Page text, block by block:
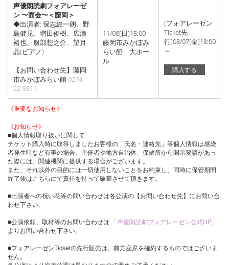
声優朗読劇フォアレーゼ
ン 〜面会〜＜藤岡＞
◆出演者: 保志総一朗、野
島健児、増田俊樹、広瀬
裕也、服部想之介、望月
晶(ピアノ)
【お問い合わせ先】藤岡
市みかぼみらい館0274-
22-5511
11/08[日]15:00
藤岡市みかぼみ
らい館 大ホー
ル
[フォアレーゼン
Ticket先
行]08/07[金]18:00
～
購入する
《重要なお知らせ》
《お知らせ》
■個人情報取り扱いに関して
チケット購入時に取得しましたお客様の「氏名・連絡先」等個人情報は感染
者発生時など有事の場合、主催者や地方自治体、保健所から開示要請があっ
た際には、関連機関に提供する場合がございます。
また、それ以外の目的には一切使用しないことをお約束し、同時に保管期間
終了後はこちらにて責任を持って破棄させて頂きます。
■出演者への祝い花等の問い合わせは各公演の【お問い合わせ先】にお問い合
わせ下さい。
■公演依頼、取材等のお問い合わせは
「声優朗読劇フォアレーゼン公式HP」
よりお問い合わせ下さい。
■フォアレーゼンTicketの先行販売は、前方座席を確約するものではございま
せん。